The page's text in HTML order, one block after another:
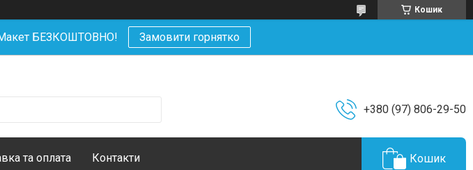
Кошик
БЕЗКОШТОВНО! Замовити горнятко
+380 (97) 806-29-50
та оплата Контакти Кошик